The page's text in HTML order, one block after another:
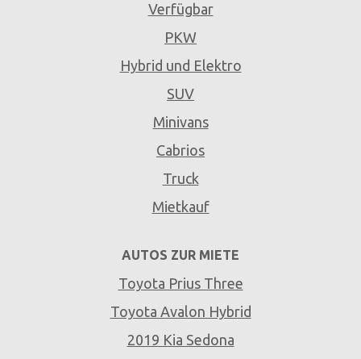
Verfügbar
PKW
Hybrid und Elektro
SUV
Minivans
Cabrios
Truck
Mietkauf
AUTOS ZUR MIETE
Toyota Prius Three
Toyota Avalon Hybrid
2019 Kia Sedona